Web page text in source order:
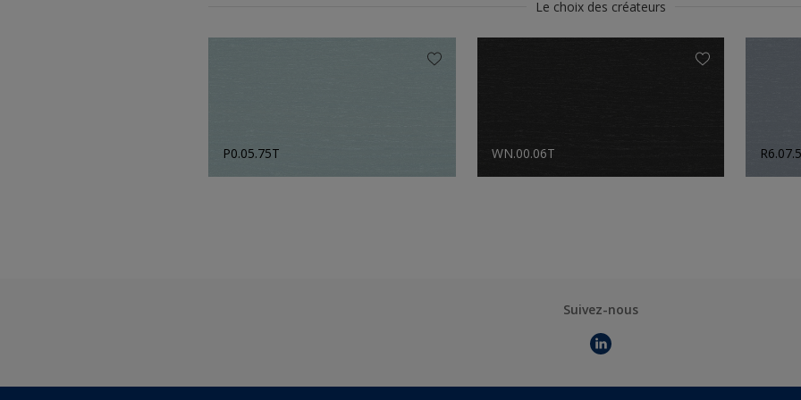
Le choix des créateurs
P0.05.75T WN.00.06T
Suivez-nous